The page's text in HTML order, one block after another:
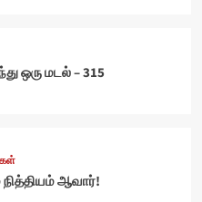
ஒரு மடல் – 315
நித்தியம் ஆவார்!